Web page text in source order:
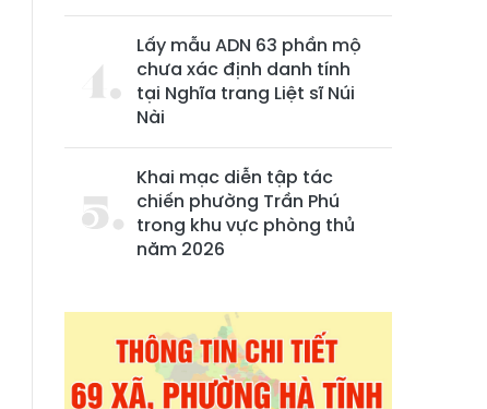
Lấy mẫu ADN 63 phần mộ
chưa xác định danh tính
tại Nghĩa trang Liệt sĩ Núi
Nài
Khai mạc diễn tập tác
chiến phường Trần Phú
trong khu vực phòng thủ
năm 2026